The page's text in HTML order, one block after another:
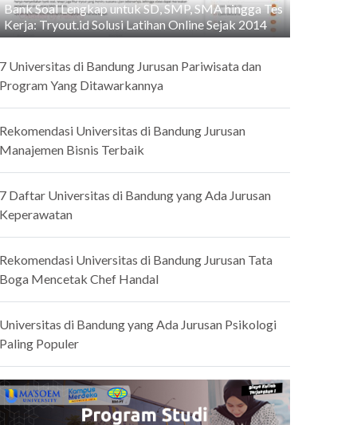
Bank Soal Lengkap untuk SD, SMP, SMA hingga Tes
Kerja: Tryout.id Solusi Latihan Online Sejak 2014
Universitas di Bandung Jurusan Pariwisata dan
Yang Ditawarkannya
Universitas di Bandung Jurusan
Bisnis Terbaik
Daftar Universitas di Bandung yang Ada Jurusan
Universitas di Bandung Jurusan Tata
Mencetak Chef Handal
di Bandung yang Ada Jurusan Psikologi
Populer